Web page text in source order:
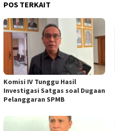
POS TERKAIT
Komisi IV Tunggu Hasil
Investigasi Satgas soal Dugaan
Pelanggaran SPMB